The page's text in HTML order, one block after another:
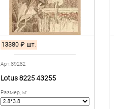
13380 ₽ шт.
Арт.89282
Lotus 8225 43255
Размер, м: